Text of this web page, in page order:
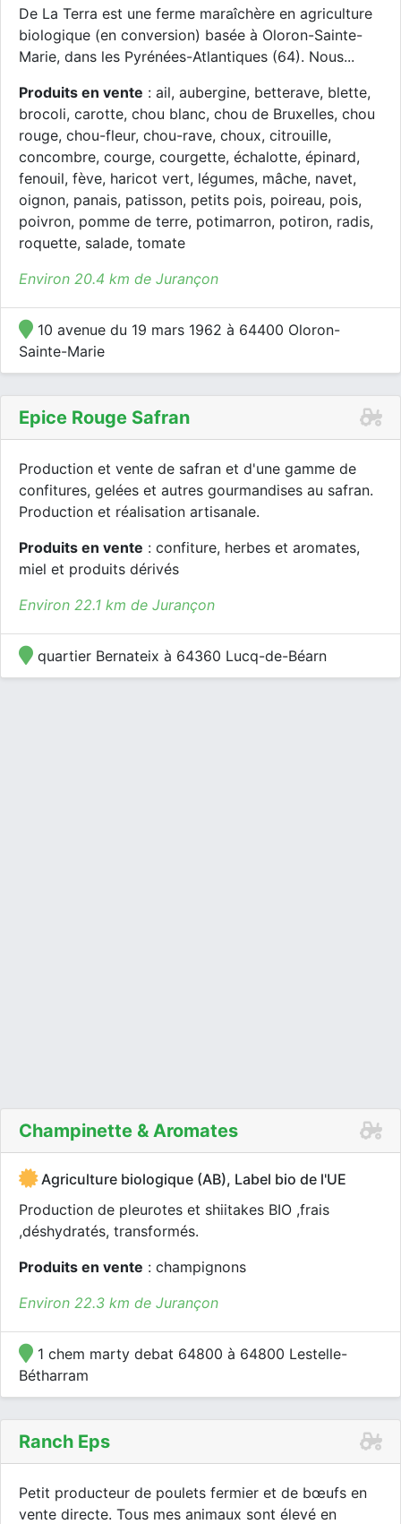
De La Terra est une ferme maraîchère en agriculture
biologique (en conversion) basée à Oloron-Sainte-
Marie, dans les Pyrénées-Atlantiques (64). Nous...
Produits en vente : ail, aubergine, betterave, blette,
brocoli, carotte, chou blanc, chou de Bruxelles, chou
rouge, chou-fleur, chou-rave, choux, citrouille,
concombre, courge, courgette, échalotte, épinard,
fenouil, fève, haricot vert, légumes, mâche, navet,
oignon, panais, patisson, petits pois, poireau, pois,
poivron, pomme de terre, potimarron, potiron, radis,
roquette, salade, tomate
Environ 20.4 km de Jurançon
10 avenue du 19 mars 1962 à 64400 Oloron-
Sainte-Marie
Epice Rouge Safran
Production et vente de safran et d'une gamme de
confitures, gelées et autres gourmandises au safran.
Production et réalisation artisanale.
Produits en vente : confiture, herbes et aromates,
miel et produits dérivés
Environ 22.1 km de Jurançon
quartier Bernateix à 64360 Lucq-de-Béarn
Champinette & Aromates
Agriculture biologique (AB), Label bio de l'UE
Production de pleurotes et shiitakes BIO ,frais
,déshydratés, transformés.
Produits en vente : champignons
Environ 22.3 km de Jurançon
1 chem marty debat 64800 à 64800 Lestelle-
Bétharram
Ranch Eps
Petit producteur de poulets fermier et de bœufs en
vente directe. Tous mes animaux sont élevé en